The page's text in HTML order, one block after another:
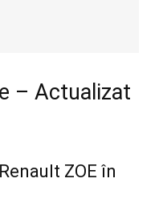
– Actualizat
ZOE în